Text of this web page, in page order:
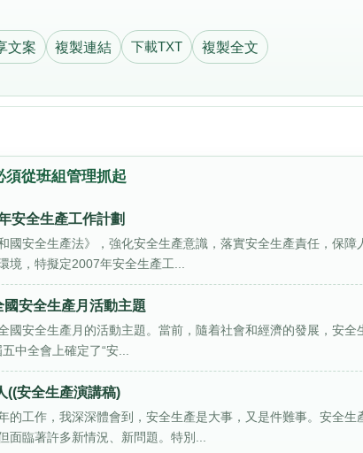
文案 複製連結 下載TXT 複製全文
須從班組管理抓起
安全生產工作計劃
國安全生產法》，強化安全生產意識，落實安全生產責任，保障
境，特擬定2007年安全生產工...
安全生產月活動主題
國安全生產月的活動主題。當前，隨着社會和經濟的發展，安
中全會上確定了“安...
((安全生產演講稿)
的工作，我深深體會到，安全生產是大事，又是件難事。安全生
面臨著許多新情況、新問題。特別...